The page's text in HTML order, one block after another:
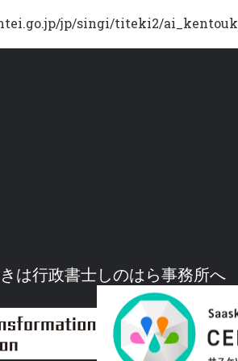
jp/singi/titeki2/
は行政書士しのはら事務所へ